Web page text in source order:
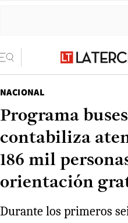
NACIONAL
Programa
contabiliza
186 mil
orientación
Durante los primeros